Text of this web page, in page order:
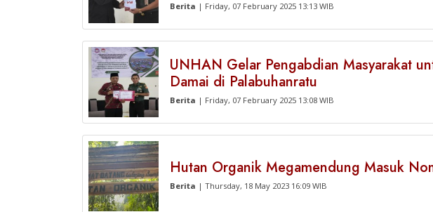
Berita | Friday, 07 February 2025 13:13 WIB
UNHAN Gelar Pengabdian Masyarakat
Damai di Palabuhanratu
Berita | Friday, 07 February 2025 13:08 WIB
Hutan Organik Megamendung Masuk
Berita | Thursday, 18 May 2023 16:09 WIB